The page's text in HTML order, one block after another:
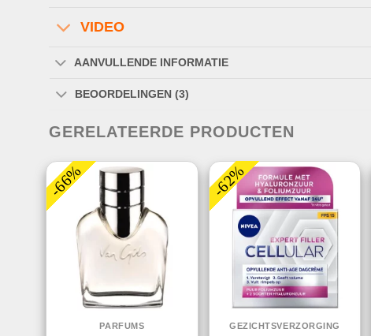
VIDEO
AANVULLENDE INFORMATIE
BEOORDELINGEN (3)
GERELATEERDE PRODUCTEN
-66%
PARFUMS
-62%
GEZICHTSVERZORGING